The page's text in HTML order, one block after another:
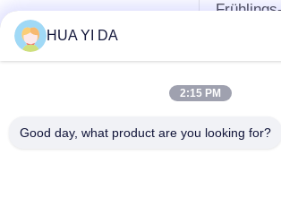
cnc-
Frühlingsmaschine
Druckfeder-Maschine
Frühlings-
HUA YI DA
2:15 PM
Good day, what product are you looking for?